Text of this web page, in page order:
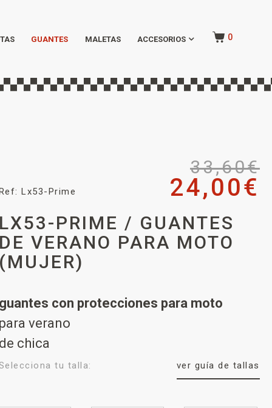
GUANTES MALETAS ACCESORIOS 0
Lx53-Prime
33,60€
24,00€
LX53-PRIME / GUANTES
DE VERANO PARA MOTO
(MUJER)
guantes con protecciones para moto
para verano
de chica
tu talla: ver guía de tallas